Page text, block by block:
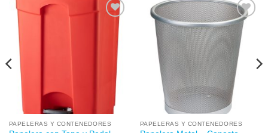
Añadir
lista de
deseos
PAPELERAS Y CONTENEDORES
Añadir
a la
lista de
deseos
PAPELERAS Y CONTENEDORES